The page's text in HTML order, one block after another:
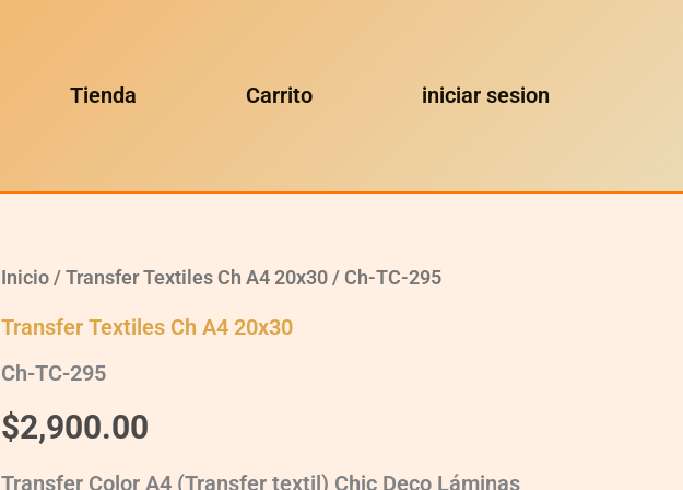
Tienda Carrito iniciar sesion
Inicio/Transfer Textiles Ch A4 20x30/ Ch-TC-295
Transfer Textiles Ch A4 20x30
Ch-TC-295
$2,900.00
Transfer Color A4 (Transfer textil) Chic Deco Láminas
Ch-
quantity